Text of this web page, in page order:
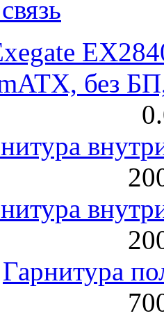
без
Гарнитура